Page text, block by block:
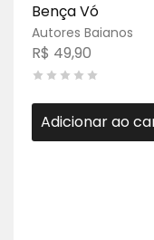
Autores Baianos
Bença Vó
R$ 49,90